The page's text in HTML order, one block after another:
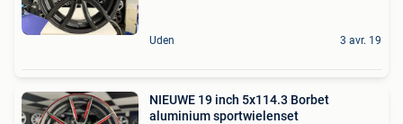
Uden 3 avr. 19
NIEUWE 19 inch 5x114.3 Borbet
aluminium sportwielenset